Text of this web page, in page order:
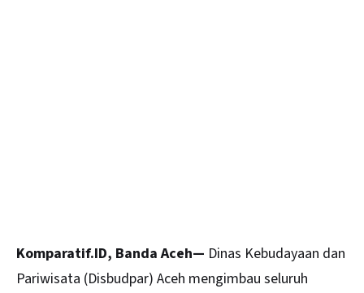
Komparatif.ID, Banda Aceh— Dinas Kebudayaan dan
Pariwisata (Disbudpar) Aceh mengimbau seluruh